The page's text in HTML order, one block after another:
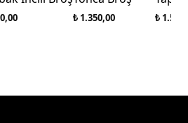
₺ 1.350,00 ₺